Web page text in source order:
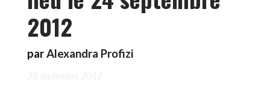
2012
parAlexandra Profizi
28 septembre 2012